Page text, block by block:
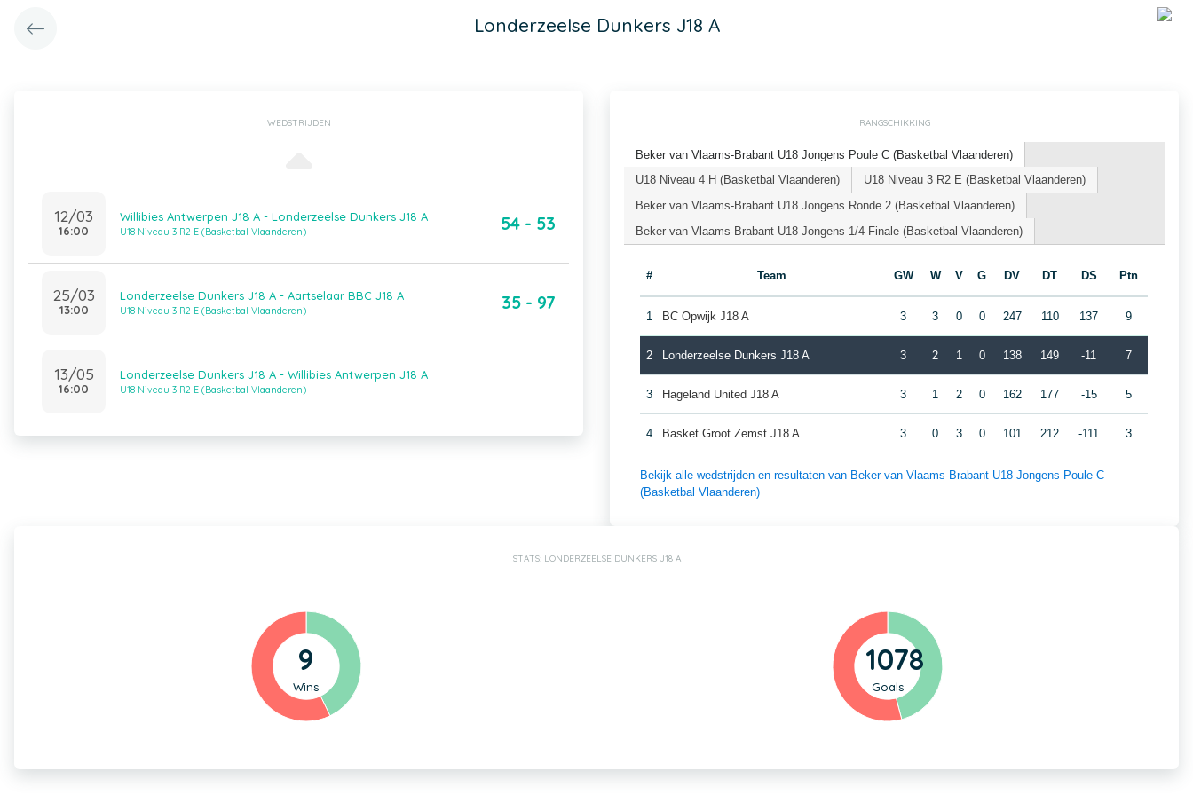
Londerzeelse Dunkers J18 A
WEDSTRIJDEN
12/03
16:00
Willibies Antwerpen J18 A - Londerzeelse Dunkers J18 A
U18 Niveau 3 R2 E (Basketbal Vlaanderen) 54 - 53
25/03
13:00
Londerzeelse Dunkers J18 A - Aartselaar BBC J18 A
U18 Niveau 3 R2 E (Basketbal Vlaanderen) 35 - 97
13/05
16:00
Londerzeelse Dunkers J18 A - Willibies Antwerpen J18 A
U18 Niveau 3 R2 E (Basketbal Vlaanderen)
RANGSCHIKKING
Beker van Vlaams-Brabant U18 Jongens Poule C (Basketbal Vlaanderen)
U18 Niveau 4 H (Basketbal Vlaanderen)
U18 Niveau 3 R2 E (Basketbal Vlaanderen)
Beker van Vlaams-Brabant U18 Jongens Ronde 2 (Basketbal Vlaanderen)
Beker van Vlaams-Brabant U18 Jongens 1/4 Finale (Basketbal Vlaanderen)
# Team GW W V G DV DT DS Ptn
1 BC Opwijk J18 A 3 3 0 0 247 110 137 9
2 Londerzeelse Dunkers J18 A 3 2 1 0 138 149 -11 7
3 Hageland United J18 A 3 1 2 0 162 177 -15 5
4 Basket Groot Zemst J18 A 3 0 3 0 101 212 -111 3
Bekijk alle wedstrijden en resultaten van Beker van Vlaams-Brabant U18 Jongens Poule C
(Basketbal Vlaanderen)
STATS: LONDERZEELSE DUNKERS J18 A
9
Wins
1078
Goals